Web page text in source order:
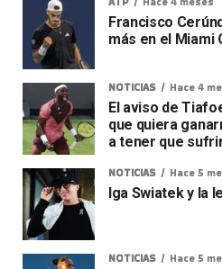
Francisco
más en el Miami
NOTICIAS Hace 4
El aviso de
que quiera
a tener que
NOTICIAS Hace 5
Iga Swiatek y la
NOTICIAS Hace 5